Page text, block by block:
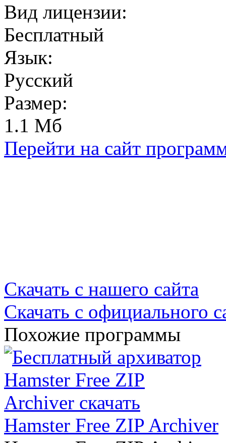
Вид лицензии:
Бесплатный
Язык:
Русский
Размер:
1.1 Мб
Перейти на сайт
Скачать с нашего сайта
Скачать с официального
Похожие программы
Hamster Free ZIP Archiver